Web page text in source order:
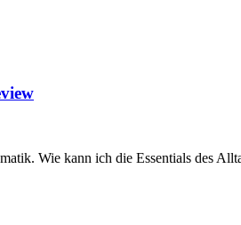
Wie kann ich die Essentials des